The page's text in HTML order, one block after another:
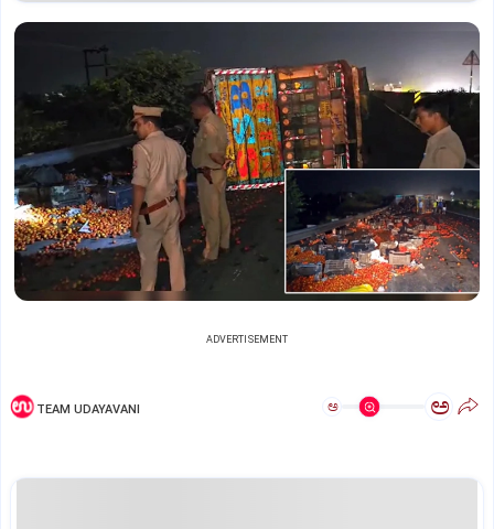
ADVERTISEMENT
TEAM UDAYAVANI ಅ ಅ